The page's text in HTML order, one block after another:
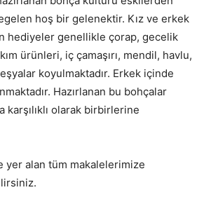
hoş bir gelenektir. Kız ve erkek
hediyeler genellikle çorap, gecelik
ürünleri, iç çamaşırı, mendil, havlu,
koyulmaktadır. Erkek içinde
Hazırlanan bu bohçalar
karşılıklı olarak birbirlerine
yer alan tüm makalelerimize